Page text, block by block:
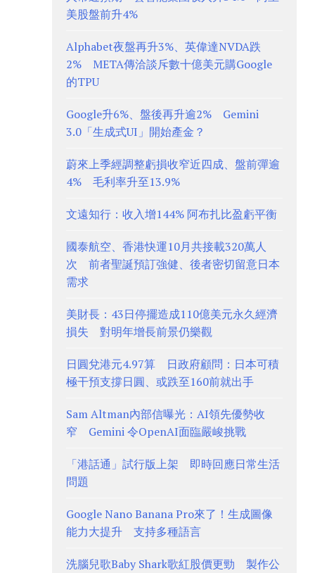
美股盤前升4%
Alphabet夜盤再升3%、英偉達NVDA跌
2% META傳洽談斥數十億美元購Google
的TPU
Google升6%、盤後再升逾2% Gemini
3.0「生成式UI」開始產金？
蔚來上季經調整虧損收窄近四成、盤前彈逾
4% 毛利率升至13.9%
文遠知行：收入增144% 阿布扎比盈虧平衡
國泰航空、香港快運10月共接載320萬人
次 前者聖誕預訂強健、後者密切留意日本
需求
美財長：43日停擺造成110億美元永久經濟
損失 對明年增長前景仍樂觀
日圓兌港元4.97算 日政府顧問：日本可積
極干預支撐日圓、或跌至160前就出手
Sam Altman內部信曝光：AI領先優勢收
窄 Gemini 令OpenAI面臨嚴峻挑戰
「港話通」試行版上架 即時回應日常生活
問題
Google Nano Banana Pro來了！生成圖像
能力大提升 支持多種語言
洗腦兒歌Baby Shark歌紅股價更勁 製作公